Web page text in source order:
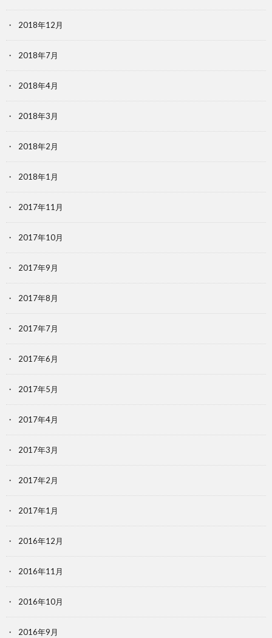
2018年12月
2018年7月
2018年4月
2018年3月
2018年2月
2018年1月
2017年11月
2017年10月
2017年9月
2017年8月
2017年7月
2017年6月
2017年5月
2017年4月
2017年3月
2017年2月
2017年1月
2016年12月
2016年11月
2016年10月
2016年9月